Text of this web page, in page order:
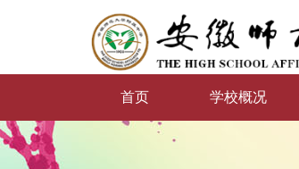
首页 学校概况